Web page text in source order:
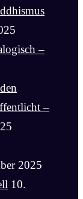
–
–
2025
10.